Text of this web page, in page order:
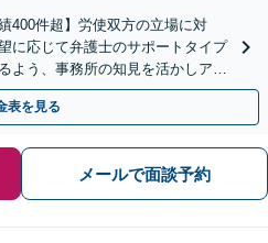
400件超】労使双方の立場に対
に応じて弁護士のサポートタイプ
よう、事務所の知見を活かしアド
無料駐車場あり】
表を見る
メールで面談予約